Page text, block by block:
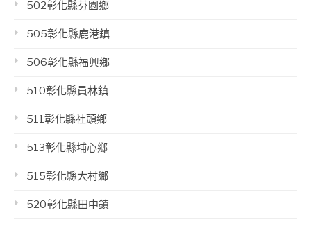
502彰化縣芬園鄉
505彰化縣鹿港鎮
506彰化縣福興鄉
510彰化縣員林鎮
511彰化縣社頭鄉
513彰化縣埔心鄉
515彰化縣大村鄉
520彰化縣田中鎮